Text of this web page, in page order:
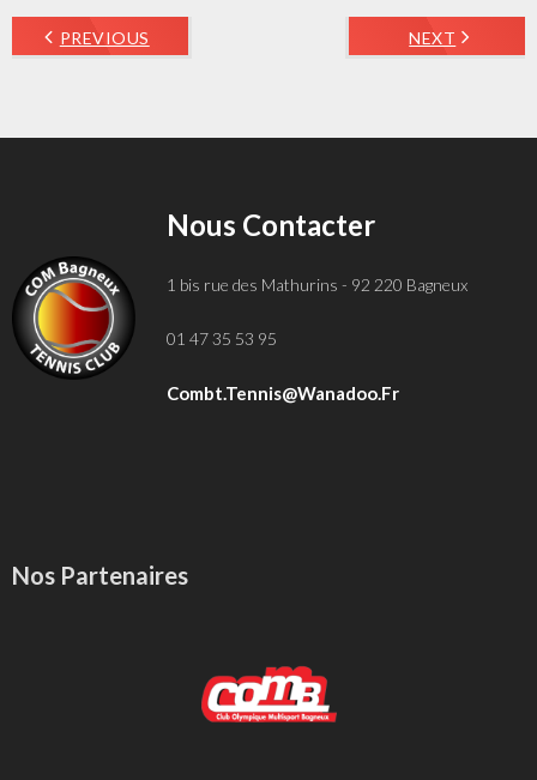
PREVIOUS NEXT
Nous Contacter
1 bis rue des Mathurins - 92 220 Bagneux
01 47 35 53 95
Combt.tennis@wanadoo.fr
Nos Partenaires